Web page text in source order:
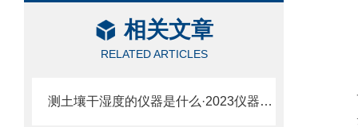
相关文章
RELATED ARTICLES
测土壤干湿度的仪器是什么·2023仪器仪表·云唐土壤干湿度检测仪器设备
一